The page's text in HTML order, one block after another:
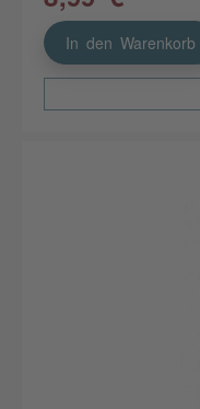
In den Warenkorb